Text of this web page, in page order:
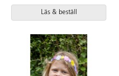
Läs & beställ